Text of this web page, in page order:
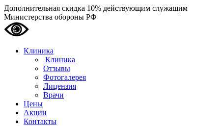
Дополнительная скидка 10% действующим служащим
Министерства обороны РФ
Клиника
Клиника
Отзывы
Фотогалерея
Лицензия
Врачи
Цены
Акции
Контакты